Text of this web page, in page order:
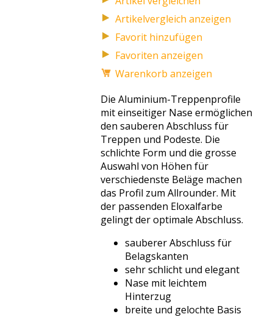
Artikelvergleich anzeigen
Favoriten anzeigen
Warenkorb anzeigen
Die Aluminium-Treppenprofile
mit einseitiger Nase ermöglichen
den sauberen Abschluss für
Treppen und Podeste. Die
schlichte Form und die grosse
Auswahl von Höhen für
verschiedenste Beläge machen
das Profil zum Allrounder. Mit
der passenden Eloxalfarbe
gelingt der optimale Abschluss.
sauberer Abschluss für
Belagskanten
sehr schlicht und elegant
Nase mit leichtem
Hinterzug
breite und gelochte Basis